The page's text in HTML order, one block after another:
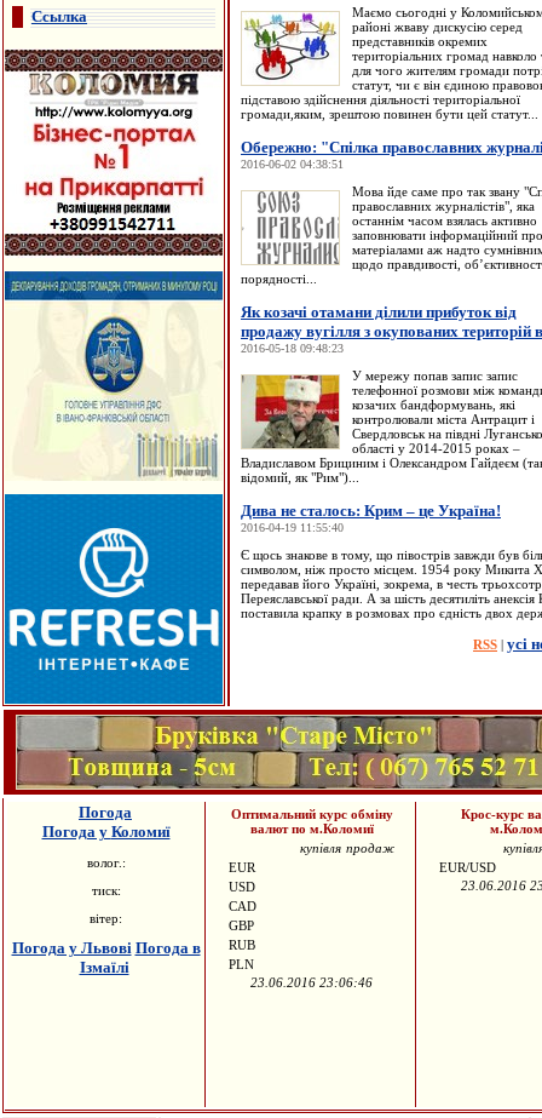
Ссылка
Маємо сьогодні у
районі жваву дискусію серед
представників окремих
територіальних громад навколо
для чого жителям громади
статут, чи є він єдиною
підставою здійснення діяльності територіальної
громади,яким, зрештою повинен бути цей статут...
Обережно: "Спілка православних
2016-06-02 04:38:51
Мова йде саме про так звану
православних журналістів", яка
останнім часом взялась активно
заповнювати інформаційний
матеріалами аж надто
щодо правдивості,
порядності...
Як козачі отамани ділили прибуток від
продажу вугілля з окупованих територій
2016-05-18 09:48:23
У мережу попав запис запис
телефонної розмови між
козачих бандформувань, які
контролювали міста Антрацит і
Свердловськ на півдні
області у 2014-2015 роках –
Владиславом Брициним і Олександром Гайдеєм
відомий, як "Рим")...
Дива не сталось: Крим – це Україна!
2016-04-19 11:55:40
Є щось знакове в тому, що півострів завжди був
символом, ніж просто місцем. 1954 року Микита
передавав його Україні, зокрема, в честь
Переяславської ради. А за шість десятиліть
поставила крапку в розмовах про єдність двох
RSS | усі
Погода
Погода у Коломиї
волог.:
тиск:
вітер:
Погода у Львові Погода в
Ізмаїлі
Оптимальний курс обміну
валют по м.Коломиї
купівля продаж
EUR
USD
CAD
GBP
RUB
PLN
23.06.2016 23:06:46
Крос-курс
EUR/USD
23.06.2016